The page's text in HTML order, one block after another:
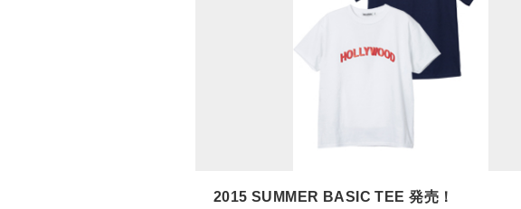
2015 SUMMER BASIC TEE 発売！